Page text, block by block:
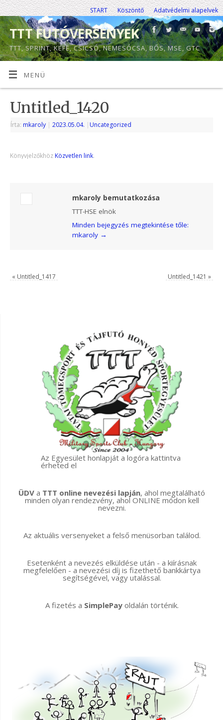
START Köszöntő Adatvédelmi alapelvek
TTT FUTÓVERSENYEK
TTT, SPRINT, KEFE, CSICSÓ, NEMESÓCSA, BŐS, MSE, GTC
MENÜ
Untitled_1420
Írta: mkaroly | 2023.05.04. | Uncategorized
Könyvjelzőkhöz Közvetlen link.
mkaroly bemutatkozása
TTT-HSE elnök
Minden bejegyzés megtekintése tőle:
mkaroly →
« Untitled_1417 Untitled_1421 »
Az Egyesület honlapját a logóra kattintva
érheted el
ÜDV a TTT online nevezési lapján, ahol megtalálható
minden olyan rendezvény, ahol ONLINE módon kell
nevezni.
Az aktuális versenyeket a felső menüsorban találod.
Esetenként a nevezés elküldése után - a kiírásnak
megfelelően - a nevezési díj is fizethető bankkártya
segítségével, vagy utalással.
A fizetés a SimplePayoldalán történik.